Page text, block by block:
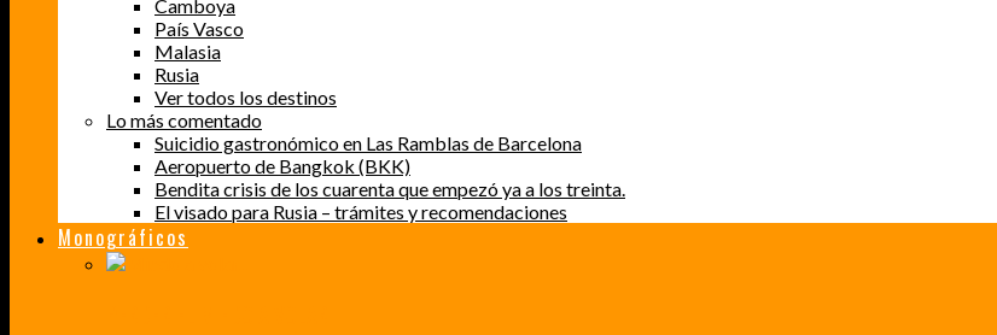
Camboya
País Vasco
Malasia
Rusia
Ver todos los destinos
Lo más comentado
Suicidio gastronómico en Las Ramblas de Barcelona
Aeropuerto de Bangkok (BKK)
Bendita crisis de los cuarenta que empezó ya a los treinta.
El visado para Rusia – trámites y recomendaciones
Monográficos